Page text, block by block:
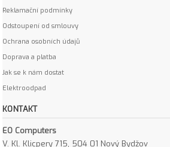
Reklamační podmínky
Odstoupení od smlouvy
Ochrana osobních údajů
Doprava a platba
Jak se k nám dostat
Elektroodpad
KONTAKT
EO Computers
V. Kl. Klicpery 715, 504 01 Nový Bydžov